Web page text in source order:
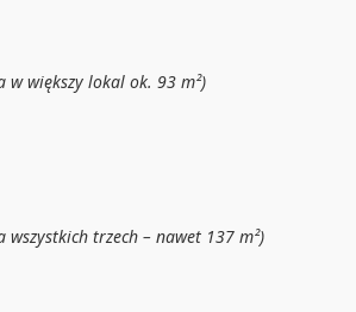
w większy lokal ok. 93 m²)
wszystkich trzech – nawet 137 m²)